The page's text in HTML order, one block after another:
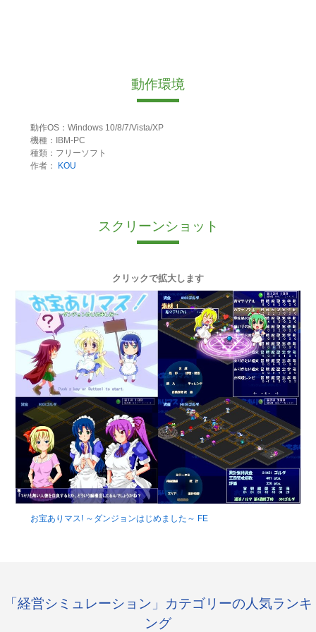
動作環境
動作OS：Windows 10/8/7/Vista/XP
機種：IBM-PC
種類：フリーソフト
作者：
KOU
スクリーンショット
クリックで拡大します
お宝ありマス! ～ダンジョンはじめました～ FE
「経営シミュレーション」カテゴリーの人気ランキ
ング